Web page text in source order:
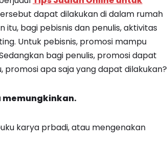
dapat dilakukan di dalam rumah
itu, bagi pebisnis dan penulis, aktivitas
Untuk pebisnis, promosi mampu
bagi penulis, promosi dapat
promosi apa saja yang dapat dilakukan?
memungkinkan.
karya prbadi, atau mengenakan